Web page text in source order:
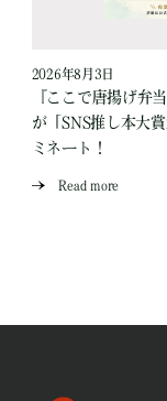
2026年8月3日
『ここで唐揚げ弁
が「SNS推し本大
ミネート！
Read more